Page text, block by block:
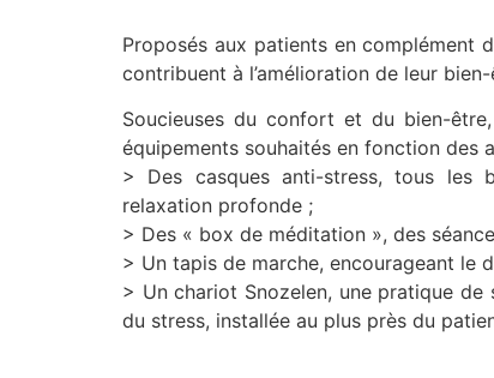
Proposés aux patients en complément
contribuent à l’amélioration de leur
Soucieuses du confort et du bien-
équipements souhaités en fonction des
> Des casques anti-stress, tous les
relaxation profonde ;
> Des « box de méditation », des
> Un tapis de marche, encourageant le
> Un chariot Snozelen, une pratique
du stress, installée au plus près du